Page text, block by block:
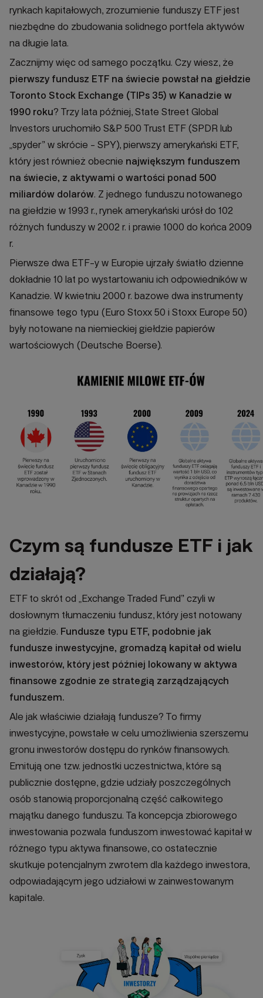
rynkach kapitałowych, zrozumienie funduszy ETF jest
niezbędne do zbudowania solidnego portfela aktywów
na długie lata.
Zacznijmy więc od samego początku. Czy wiesz, że
pierwszy fundusz ETF na świecie powstał na giełdzie
Toronto Stock Exchange (TIPs 35) w Kanadzie w
1990 roku? Trzy lata później, State Street Global
Investors uruchomiło S&P 500 Trust ETF (SPDR lub
„spyder” w skrócie - SPY), pierwszy amerykański ETF,
który jest również obecnie największym funduszem
na świecie, z aktywami o wartości ponad 500
miliardów dolarów. Z jednego funduszu notowanego
na giełdzie w 1993 r., rynek amerykański urósł do 102
różnych funduszy w 2002 r. i prawie 1000 do końca 2009
r.
Pierwsze dwa ETF-y w Europie ujrzały światło dzienne
dokładnie 10 lat po wystartowaniu ich odpowiedników w
Kanadzie. W kwietniu 2000 r. bazowe dwa instrumenty
finansowe tego typu (Euro Stoxx 50 i Stoxx Europe 50)
były notowane na niemieckiej giełdzie papierów
wartościowych (Deutsche Boerse).
Czym są fundusze ETF i jak
działają?
ETF to skrót od „Exchange Traded Fund” czyli w
dosłownym tłumaczeniu fundusz, który jest notowany
na giełdzie. Fundusze typu ETF, podobnie jak
fundusze inwestycyjne, gromadzą kapitał od wielu
inwestorów, który jest później lokowany w aktywa
finansowe zgodnie ze strategią zarządzających
funduszem.
Ale jak właściwie działają fundusze? To firmy
inwestycyjne, powstałe w celu umożliwienia szerszemu
gronu inwestorów dostępu do rynków finansowych.
Emitują one tzw. jednostki uczestnictwa, które są
publicznie dostępne, gdzie udziały poszczególnych
osób stanowią proporcjonalną część całkowitego
majątku danego funduszu. Ta koncepcja zbiorowego
inwestowania pozwala funduszom inwestować kapitał w
różnego typu aktywa finansowe, co ostatecznie
skutkuje potencjalnym zwrotem dla każdego inwestora,
odpowiadającym jego udziałowi w zainwestowanym
kapitale.